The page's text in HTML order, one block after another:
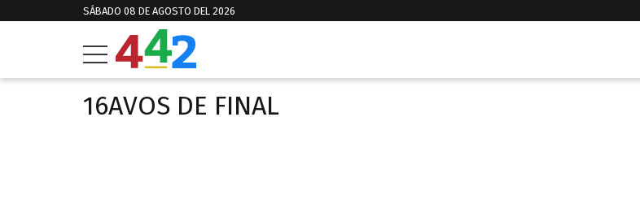
SÁBADO 08 DE AGOSTO DEL 2026
16AVOS DE FINAL